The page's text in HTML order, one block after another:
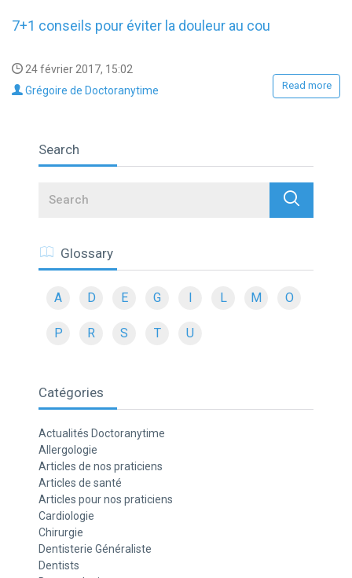
7+1 conseils pour éviter la douleur au cou
24 février 2017, 15:02
Grégoire de Doctoranytime
Read more
Search
Search
Glossary
A D E G I L M O
P R S T U
Catégories
Actualités Doctoranytime
Allergologie
Articles de nos praticiens
Articles de santé
Articles pour nos praticiens
Cardiologie
Chirurgie
Dentisterie Généraliste
Dentists